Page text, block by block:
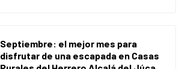
Septiembre: el mejor mes para
disfrutar de una escapada en Casas